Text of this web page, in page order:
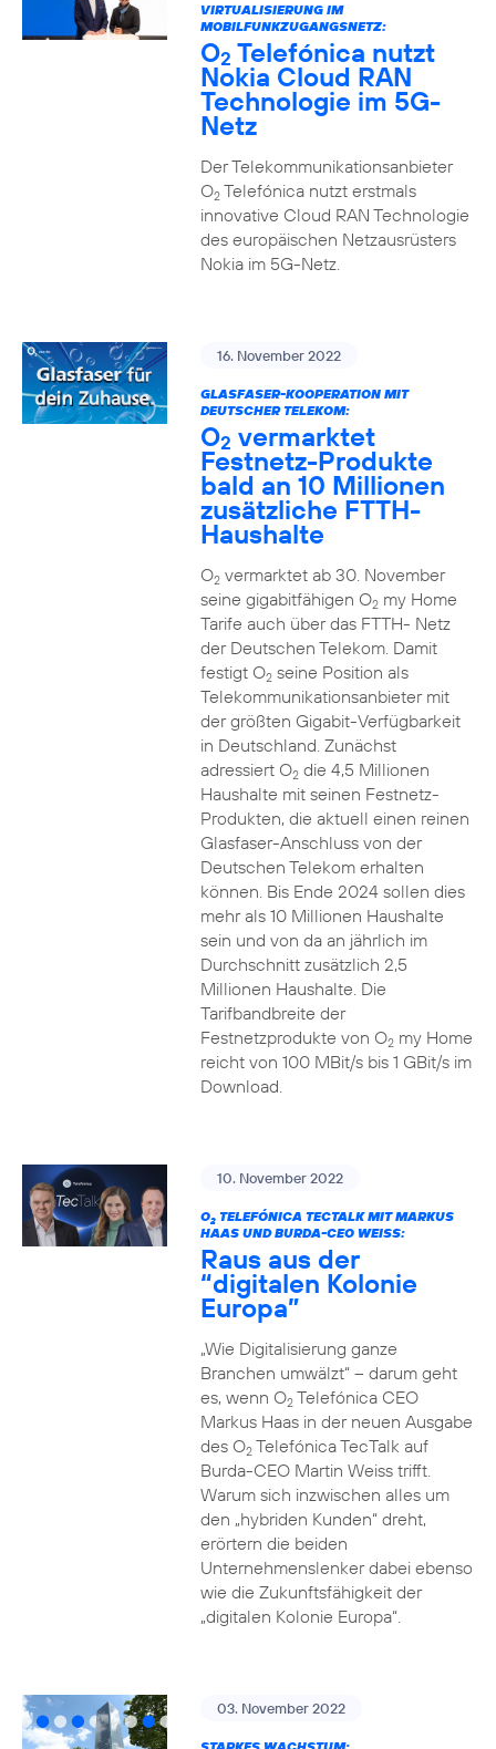
VIRTUALISIERUNG IM
MOBILFUNKZUGANGSNETZ:
O2 Telefónica nutzt
Nokia Cloud RAN
Technologie im 5G-
Netz
Der Telekommunikationsanbieter
O2Telefónica nutzt erstmals
innovative Cloud RAN Technologie
des europäischen Netzausrüsters
Nokia im 5G-Netz.
16. November 2022
GLASFASER-KOOPERATION MIT
DEUTSCHER TELEKOM:
O2 vermarktet
Festnetz-Produkte
bald an 10 Millionen
zusätzliche FTTH-
Haushalte
O2vermarktet ab 30. November
seine gigabitfähigen O2my Home
Tarife auch über das FTTH- Netz
der Deutschen Telekom. Damit
festigt O2seine Position als
Telekommunikationsanbieter mit
der größten Gigabit-Verfügbarkeit
in Deutschland. Zunächst
adressiert O2die 4,5 Millionen
Haushalte mit seinen Festnetz-
Produkten, die aktuell einen reinen
Glasfaser-Anschluss von der
Deutschen Telekom erhalten
können. Bis Ende 2024 sollen dies
mehr als 10 Millionen Haushalte
sein und von da an jährlich im
Durchschnitt zusätzlich 2,5
Millionen Haushalte. Die
Tarifbandbreite der
Festnetzprodukte von O2my Home
reicht von 100 MBit/s bis 1 GBit/s im
Download.
10. November 2022
O2TELEFÓNICA TECTALK MIT MARKUS
HAAS UND BURDA-CEO WEISS:
Raus aus der
“digitalen Kolonie
Europa”
„Wie Digitalisierung ganze
Branchen umwälzt“ – darum geht
es, wenn O2Telefónica CEO
Markus Haas in der neuen Ausgabe
des O2Telefónica TecTalk auf
Burda-CEO Martin Weiss trifft.
Warum sich inzwischen alles um
den „hybriden Kunden“ dreht,
erörtern die beiden
Unternehmenslenker dabei ebenso
wie die Zukunftsfähigkeit der
„digitalen Kolonie Europa“.
03. November 2022